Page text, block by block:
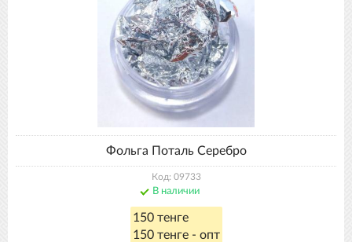
Фольга Поталь Серебро
Код: 09733
В наличии
150 тенге
150 тенге - опт